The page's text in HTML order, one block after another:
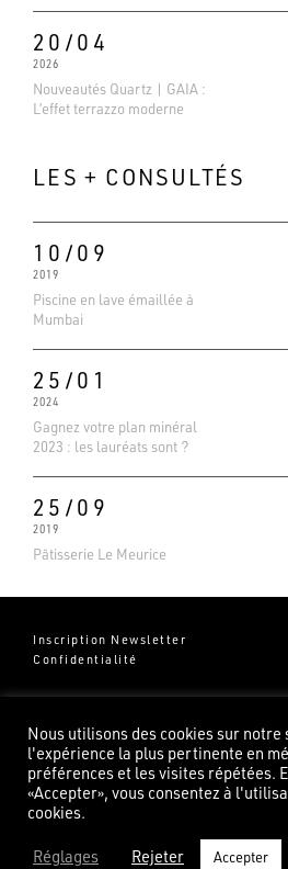
20/04
2026
Nouveautés Quartz | GAIA :
L’effet terrazzo moderne
LES + CONSULTÉS
10/09
2019
Piscine en lave émaillée à
Mumbai
25/01
2024
Gagnez votre plan minéral
2023 : les lauréats sont ?
25/09
2019
Pâtisserie Le Meurice
Inscription Newsletter
Confidentialité
Groupe Pierredeplan
82100 Castelsarrasin
©2026 Pierredeplan
Nous utilisons des cookies sur
l'expérience la plus pertinente en
préférences et les visites répétées.
«Accepter», vous consentez à
cookies.
Réglages Rejeter Accepter